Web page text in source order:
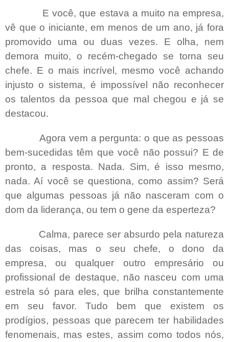
E você, que estava a muito na empresa,
vê que o iniciante, em menos de um ano, já fora
promovido uma ou duas vezes. E olha, nem
demora muito, o recém-chegado se torna seu
chefe. E o mais incrível, mesmo você achando
injusto o sistema, é impossível não reconhecer
os talentos da pessoa que mal chegou e já se
destacou.
Agora vem a pergunta: o que as pessoas
bem-sucedidas têm que você não possui? E de
pronto, a resposta. Nada. Sim, é isso mesmo,
nada. Aí você se questiona, como assim? Será
que algumas pessoas já não nasceram com o
dom da liderança, ou tem o gene da esperteza?
Calma, parece ser absurdo pela natureza
das coisas, mas o seu chefe, o dono da
empresa, ou qualquer outro empresário ou
profissional de destaque, não nasceu com uma
estrela só para eles, que brilha constantemente
em seu favor. Tudo bem que existem os
prodígios, pessoas que parecem ter habilidades
fenomenais, mas estes, assim como todos nós,